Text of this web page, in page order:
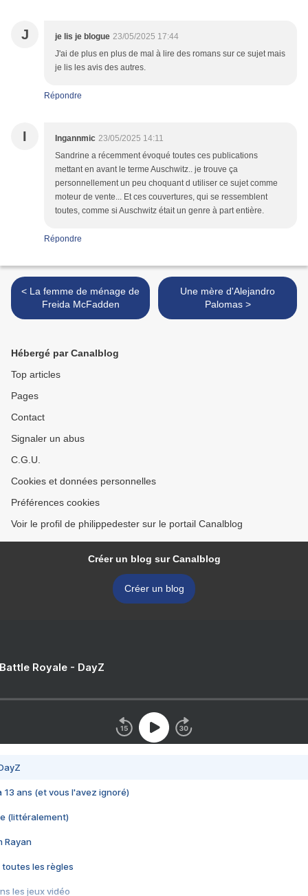
J je lis je blogue 23/05/2025 17:44
J'ai de plus en plus de mal à lire des romans sur ce sujet mais
je lis les avis des autres.
Répondre
I Ingannmic 23/05/2025 14:11
Sandrine a récemment évoqué toutes ces publications
mettant en avant le terme Auschwitz.. je trouve ça
personnellement un peu choquant d utiliser ce sujet comme
moteur de vente... Et ces couvertures, qui se ressemblent
toutes, comme si Auschwitz était un genre à part entière.
Répondre
< La femme de ménage de
Freida McFadden
Une mère d'Alejandro
Palomas >
Hébergé par Canalblog
Top articles
Pages
Contact
Signaler un abus
C.G.U.
Cookies et données personnelles
Préférences cookies
Voir le profil de philippedester sur le portail Canalblog
Créer un blog sur Canalblog
Créer un blog
Royale - DayZ
13 ans (et vous l'avez ignoré)
(littéralement)
Rayan
toutes les règles
les jeux vidéo